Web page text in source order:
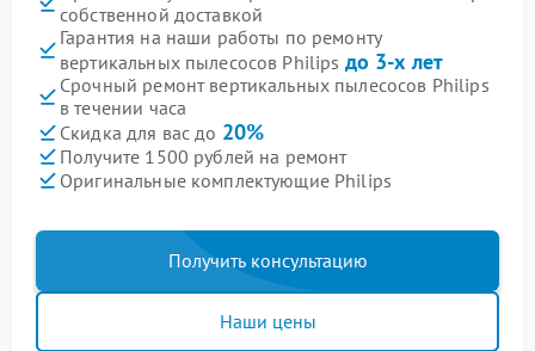
собственной доставкой
Гарантия на наши работы по ремонту
вертикальных пылесосов Philips до 3-х лет
Срочный ремонт вертикальных пылесосов Philips
в течении часа
Скидка для вас до 20%
Получите 1500 рублей на ремонт
Оригинальные комплектующие Philips
Получить консультацию
Наши цены